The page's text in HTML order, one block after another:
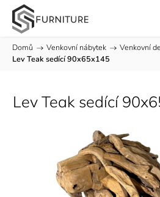
Domů / Venkovní nábytek / Venkovní
Lev Teak sedící 90x65x145
Lev Teak sedící